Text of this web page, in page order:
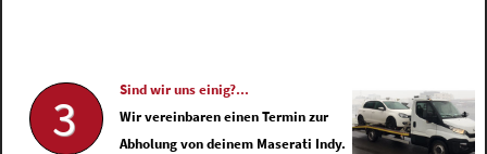
3
Sind wir uns einig?...
Wir vereinbaren einen Termin zur
Abholung von deinem Maserati Indy.